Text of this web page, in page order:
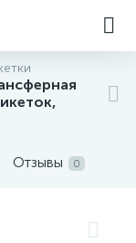
Отзывы 0